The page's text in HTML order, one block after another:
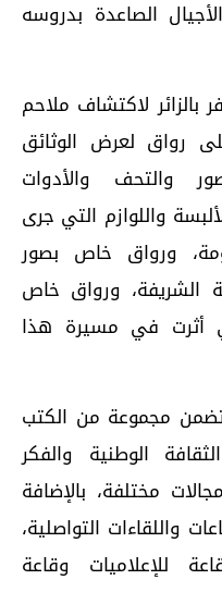
الصاعدة بدروسه
لاكتشاف ملاحم
رواق لعرض الوثائق
والتحف والأدوات
واللوازم التي جرى
ورواق خاص بصور
الشريفة، ورواق خاص
أثرت في مسيرة هذا
مجموعة من الكتب
الوطنية والفكر
مختلفة، بالإضافة
واللقاءات التواصلية،
للإعلاميات وقاعة